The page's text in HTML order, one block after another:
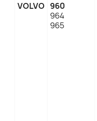
VOLVO 960
964
965